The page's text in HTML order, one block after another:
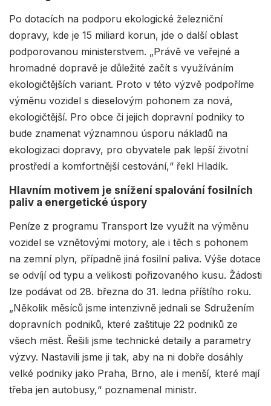
Po dotacích na podporu ekologické železniční
dopravy, kde je 15 miliard korun, jde o další oblast
podporovanou ministerstvem. „Právě ve veřejné a
hromadné dopravě je důležité začít s využíváním
ekologičtějších variant. Proto v této výzvě podpoříme
výměnu vozidel s dieselovým pohonem za nová,
ekologičtější. Pro obce či jejich dopravní podniky to
bude znamenat významnou úsporu nákladů na
ekologizaci dopravy, pro obyvatele pak lepší životní
prostředí a komfortnější cestování,“ řekl Hladík.
Hlavním motivem je snížení spalování fosilních
paliv a energetické úspory
Peníze z programu Transport lze využít na výměnu
vozidel se vznětovými motory, ale i těch s pohonem
na zemní plyn, případně jiná fosilní paliva. Výše dotace
se odvíjí od typu a velikosti pořizovaného kusu. Žádosti
lze podávat od 28. března do 31. ledna příštího roku.
„Několik měsíců jsme intenzivně jednali se Sdružením
dopravních podniků, které zaštituje 22 podniků ze
všech měst. Řešili jsme technické detaily a parametry
výzvy. Nastavili jsme ji tak, aby na ni dobře dosáhly
velké podniky jako Praha, Brno, ale i menší, které mají
třeba jen autobusy,“ poznamenal ministr.